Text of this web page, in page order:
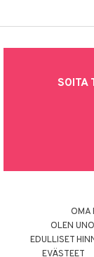
SOITA
OMA
OLEN
EDULLISET
EVÄSTEET